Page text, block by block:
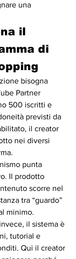
una
il
di
bisogna
Partner
500 iscritti e
previsti da
il creator
nei diversi
punta
Il prodotto
scorre nel
tra “guardo”
minimo.
il sistema è
tutorial e
Qui il creator